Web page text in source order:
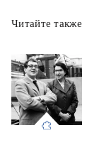
Читайте также